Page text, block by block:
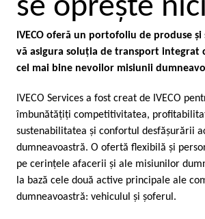
se opreşte
IVECO oferă un portofoliu de produse
vă asigura soluţia de transport integrat
cel mai bine nevoilor misiunii
IVECO Services a fost creat de IVECO
îmbunătăţiţi competitivitatea,
sustenabilitatea şi confortul desfăşurării
dumneavoastră. O ofertă flexibilă şi
pe cerinţele afacerii şi ale misiunilor
la bază cele două active principale ale
dumneavoastră: vehiculul şi şoferul.